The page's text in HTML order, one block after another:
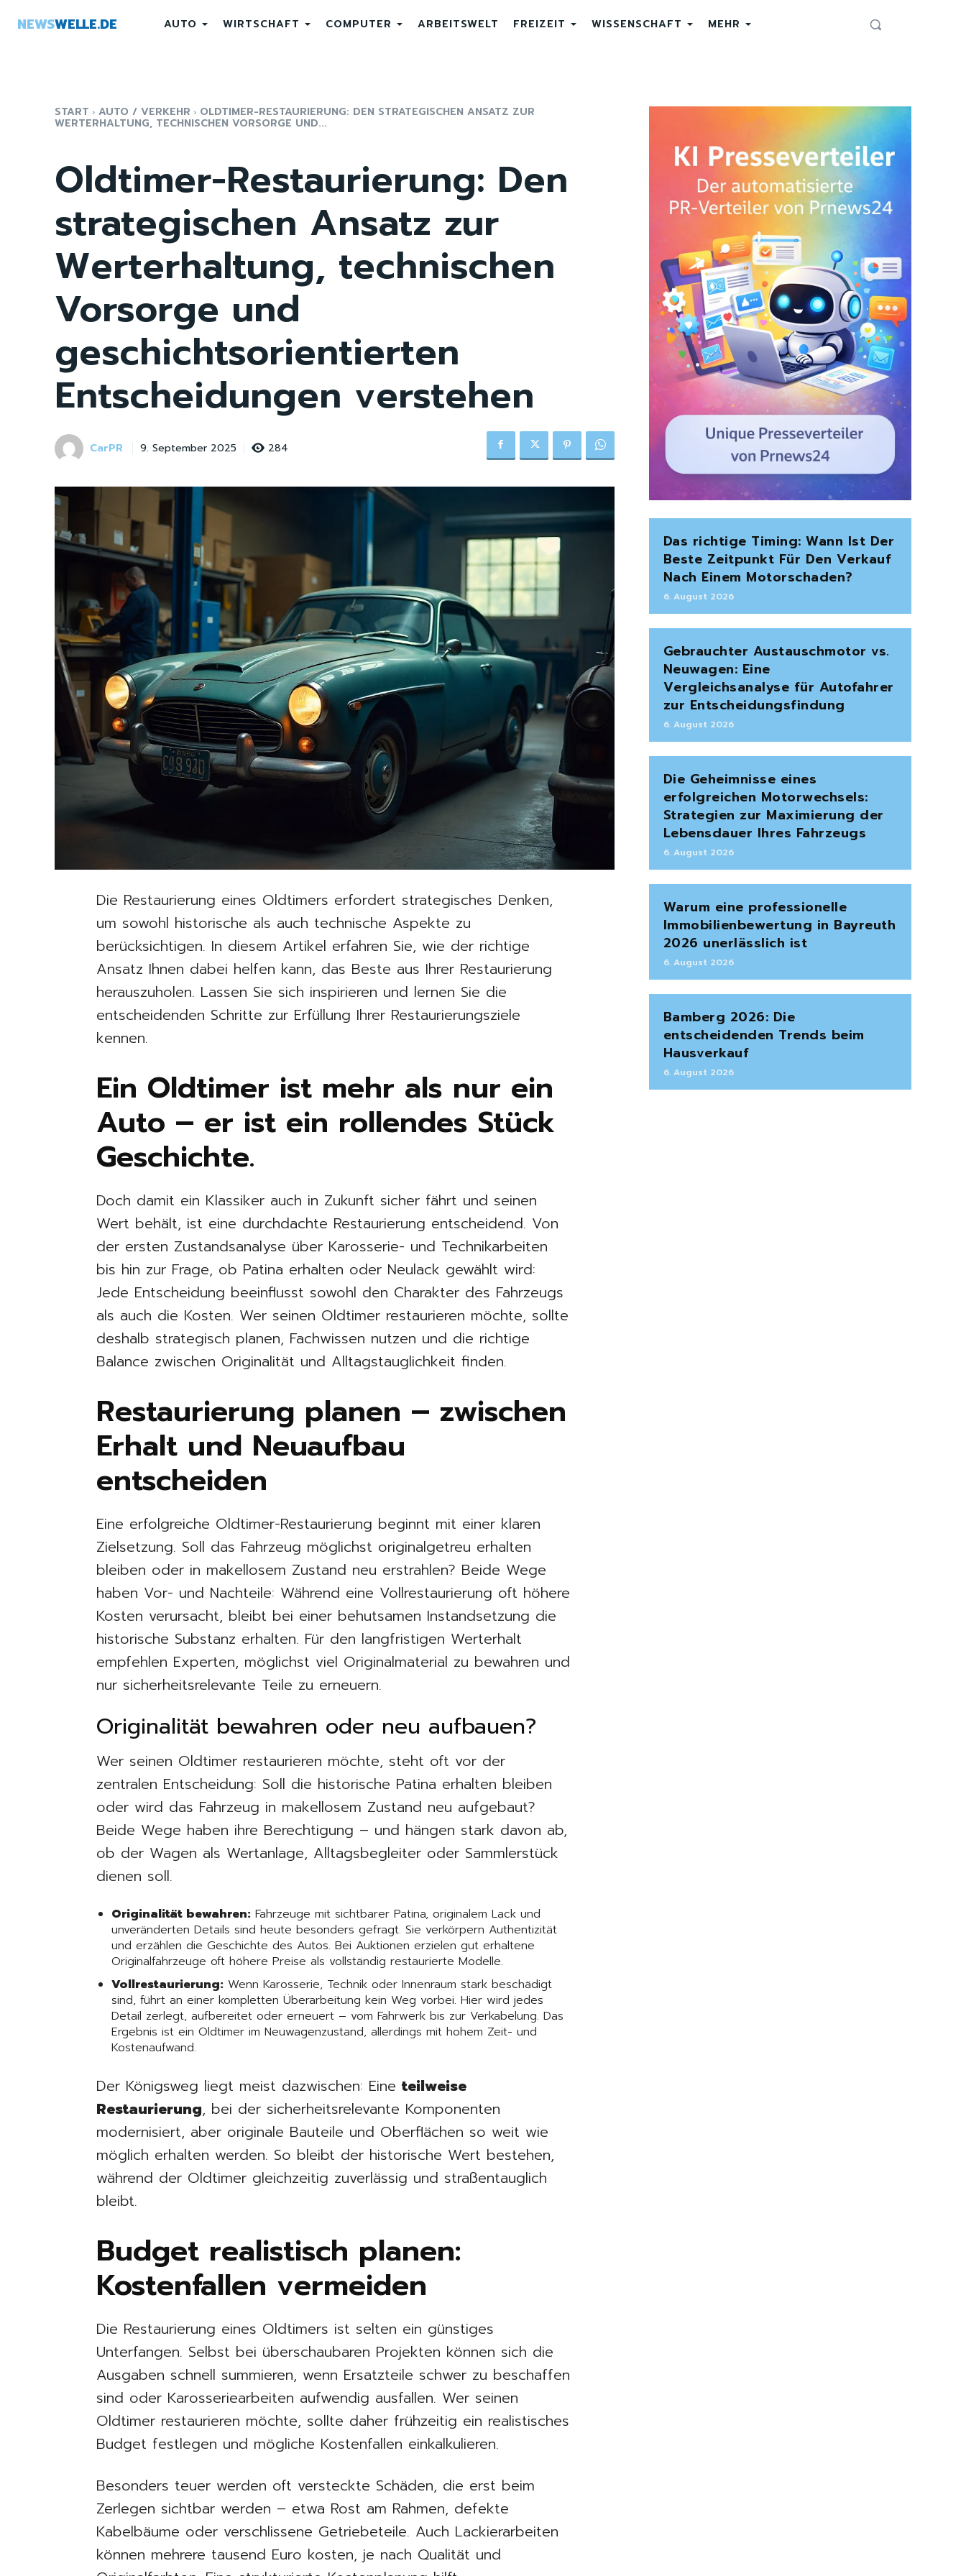
NEWSWELLE.DE AUTO WIRTSCHAFT COMPUTER ARBEITSWELT FREIZEIT WISSENSCHAFT MEHR
START AUTO / VERKEHR OLDTIMER-RESTAURIERUNG: DEN STRATEGISCHEN ANSATZ ZUR
WERTERHALTUNG, TECHNISCHEN VORSORGE UND...
Oldtimer-Restaurierung: Den
strategischen Ansatz zur
Werterhaltung, technischen
Vorsorge und
geschichtsorientierten
Entscheidungen verstehen
CarPR 9. September 2025 284
Die Restaurierung eines Oldtimers erfordert strategisches Denken,
um sowohl historische als auch technische Aspekte zu
berücksichtigen. In diesem Artikel erfahren Sie, wie der richtige
Ansatz Ihnen dabei helfen kann, das Beste aus Ihrer Restaurierung
herauszuholen. Lassen Sie sich inspirieren und lernen Sie die
entscheidenden Schritte zur Erfüllung Ihrer Restaurierungsziele
kennen.
Ein Oldtimer ist mehr als nur ein
Auto – er ist ein rollendes Stück
Geschichte.
Doch damit ein Klassiker auch in Zukunft sicher fährt und seinen
Wert behält, ist eine durchdachte Restaurierung entscheidend. Von
der ersten Zustandsanalyse über Karosserie- und Technikarbeiten
bis hin zur Frage, ob Patina erhalten oder Neulack gewählt wird:
Jede Entscheidung beeinflusst sowohl den Charakter des Fahrzeugs
als auch die Kosten. Wer seinen Oldtimer restaurieren möchte, sollte
deshalb strategisch planen, Fachwissen nutzen und die richtige
Balance zwischen Originalität und Alltagstauglichkeit finden.
Restaurierung planen – zwischen
Erhalt und Neuaufbau
entscheiden
Eine erfolgreiche Oldtimer-Restaurierung beginnt mit einer klaren
Zielsetzung. Soll das Fahrzeug möglichst originalgetreu erhalten
bleiben oder in makellosem Zustand neu erstrahlen? Beide Wege
haben Vor- und Nachteile: Während eine Vollrestaurierung oft höhere
Kosten verursacht, bleibt bei einer behutsamen Instandsetzung die
historische Substanz erhalten. Für den langfristigen Werterhalt
empfehlen Experten, möglichst viel Originalmaterial zu bewahren und
nur sicherheitsrelevante Teile zu erneuern.
Originalität bewahren oder neu aufbauen?
Wer seinen Oldtimer restaurieren möchte, steht oft vor der
zentralen Entscheidung: Soll die historische Patina erhalten bleiben
oder wird das Fahrzeug in makellosem Zustand neu aufgebaut?
Beide Wege haben ihre Berechtigung – und hängen stark davon ab,
ob der Wagen als Wertanlage, Alltagsbegleiter oder Sammlerstück
dienen soll.
Originalität bewahren: Fahrzeuge mit sichtbarer Patina, originalem Lack und
unveränderten Details sind heute besonders gefragt. Sie verkörpern Authentizität
und erzählen die Geschichte des Autos. Bei Auktionen erzielen gut erhaltene
Originalfahrzeuge oft höhere Preise als vollständig restaurierte Modelle.
Vollrestaurierung: Wenn Karosserie, Technik oder Innenraum stark beschädigt
sind, führt an einer kompletten Überarbeitung kein Weg vorbei. Hier wird jedes
Detail zerlegt, aufbereitet oder erneuert – vom Fahrwerk bis zur Verkabelung. Das
Ergebnis ist ein Oldtimer im Neuwagenzustand, allerdings mit hohem Zeit- und
Kostenaufwand.
Der Königsweg liegt meist dazwischen: Eineteilweise
Restaurierung, bei der sicherheitsrelevante Komponenten
modernisiert, aber originale Bauteile und Oberflächen so weit wie
möglich erhalten werden. So bleibt der historische Wert bestehen,
während der Oldtimer gleichzeitig zuverlässig und straßentauglich
bleibt.
Budget realistisch planen:
Kostenfallen vermeiden
Die Restaurierung eines Oldtimers ist selten ein günstiges
Unterfangen. Selbst bei überschaubaren Projekten können sich die
Ausgaben schnell summieren, wenn Ersatzteile schwer zu beschaffen
sind oder Karosseriearbeiten aufwendig ausfallen. Wer seinen
Oldtimer restaurieren möchte, sollte daher frühzeitig ein realistisches
Budget festlegen und mögliche Kostenfallen einkalkulieren.
Besonders teuer werden oft versteckte Schäden, die erst beim
Zerlegen sichtbar werden – etwa Rost am Rahmen, defekte
Kabelbäume oder verschlissene Getriebeteile. Auch Lackierarbeiten
können mehrere tausend Euro kosten, je nach Qualität und
Das richtige Timing: Wann Ist Der
Beste Zeitpunkt Für Den Verkauf
Nach Einem Motorschaden?
6. August 2026
Gebrauchter Austauschmotor vs.
Neuwagen: Eine
Vergleichsanalyse für Autofahrer
zur Entscheidungsfindung
6. August 2026
Die Geheimnisse eines
erfolgreichen Motorwechsels:
Strategien zur Maximierung der
Lebensdauer Ihres Fahrzeugs
6. August 2026
Warum eine professionelle
Immobilienbewertung in Bayreuth
2026 unerlässlich ist
6. August 2026
Bamberg 2026: Die
entscheidenden Trends beim
Hausverkauf
6. August 2026